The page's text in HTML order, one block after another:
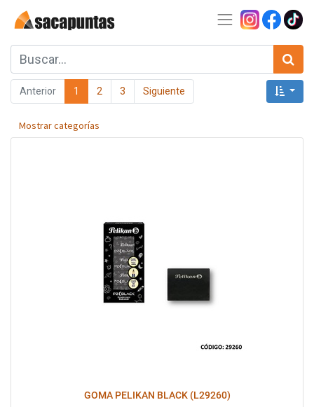
Anterior 1 2 3 Siguiente
Mostrar categorías
GOMA PELIKAN BLACK (L29260)